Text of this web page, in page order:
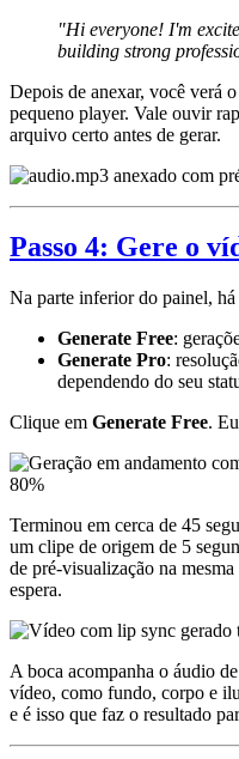
"Hi everyone! I'm
building strong
Depois de anexar, você verá
pequeno player. Vale ouvir
arquivo certo antes de gerar.
Passo 4: Gere o
Na parte inferior do painel, há
Generate Free:
Generate Pro:
dependendo do seu
Clique em Generate Free.
Terminou em cerca de 45
um clipe de origem de 5
de pré-visualização na
espera.
A boca acompanha o áudio
vídeo, como fundo, corpo e
e é isso que faz o resultado